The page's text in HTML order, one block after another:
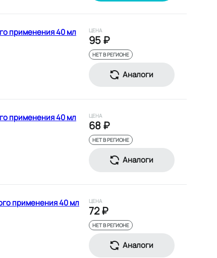
применения 40 мл ЦЕНА
95 ₽
НЕТ В РЕГИОНЕ
Аналоги
применения 40 мл ЦЕНА
68 ₽
НЕТ В РЕГИОНЕ
Аналоги
применения 40 мл ЦЕНА
72 ₽
НЕТ В РЕГИОНЕ
Аналоги